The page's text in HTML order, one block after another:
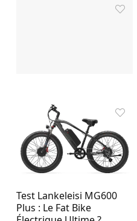
Test Lankeleisi MG600
Plus : Le Fat Bike